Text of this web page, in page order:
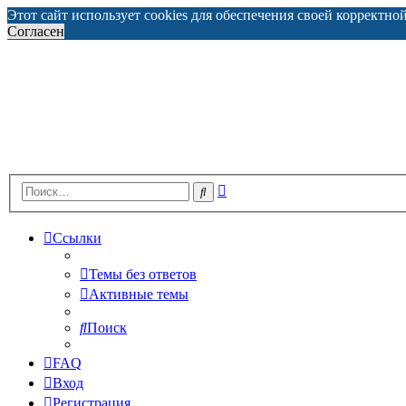
Этот сайт использует cookies для обеспечения своей
Согласен
Поиск
Ссылки
Темы без ответов
Активные темы
Поиск
FAQ
Вход